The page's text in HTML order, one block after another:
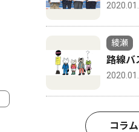
綾瀬
路線バ
コラ